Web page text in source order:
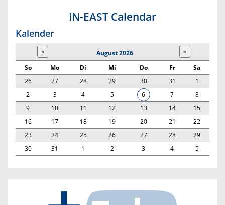
IN-EAST Calendar
Kalender
August 2026
So
Mo Di Mi Do Fr
Sa
26
27 28 29 30 31
1
2
3 4 5 6 7
8
9
10 11 12 13 14
15
16
17 18 19 20 21
22
23
24 25 26 27 28
29
30
31 1 2 3 4 5